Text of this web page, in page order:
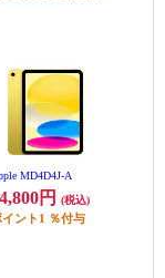
MD4D4J-A
円 (税込)
イント 1 ％付与